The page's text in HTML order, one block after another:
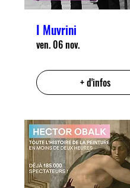
I Muvrini
ven. 06 nov.
+ d'infos